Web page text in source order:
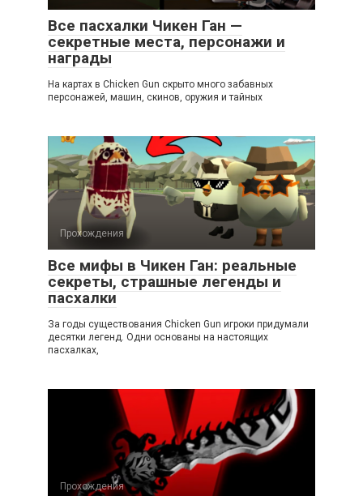
Все пасхалки Чикен Ган —
секретные места, персонажи и
награды
На картах в Chicken Gun скрыто много забавных
персонажей, машин, скинов, оружия и тайных
Прохождения
Все мифы в Чикен Ган: реальные
секреты, страшные легенды и
пасхалки
За годы существования Chicken Gun игроки придумали
десятки легенд. Одни основаны на настоящих
пасхалках,
Прохождения